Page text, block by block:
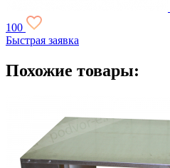
100
Быстрая заявка
Похожие товары: